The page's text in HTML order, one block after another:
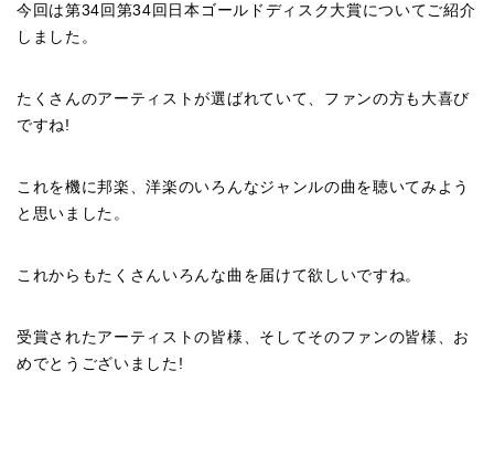
今回は第34回第34回日本ゴールドディスク大賞についてご紹介
しました。
たくさんのアーティストが選ばれていて、ファンの方も大喜び
ですね!
これを機に邦楽、洋楽のいろんなジャンルの曲を聴いてみよう
と思いました。
これからもたくさんいろんな曲を届けて欲しいですね。
受賞されたアーティストの皆様、そしてそのファンの皆様、お
めでとうございました!